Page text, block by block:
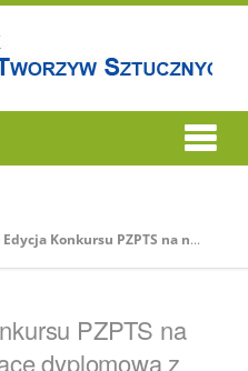
Konkursu PZPTS na najlepszą pracę dyplomową z zakresu nowatorskiego wykorzystania tworzyw sztucznych
PZPTS na
dyplomową z